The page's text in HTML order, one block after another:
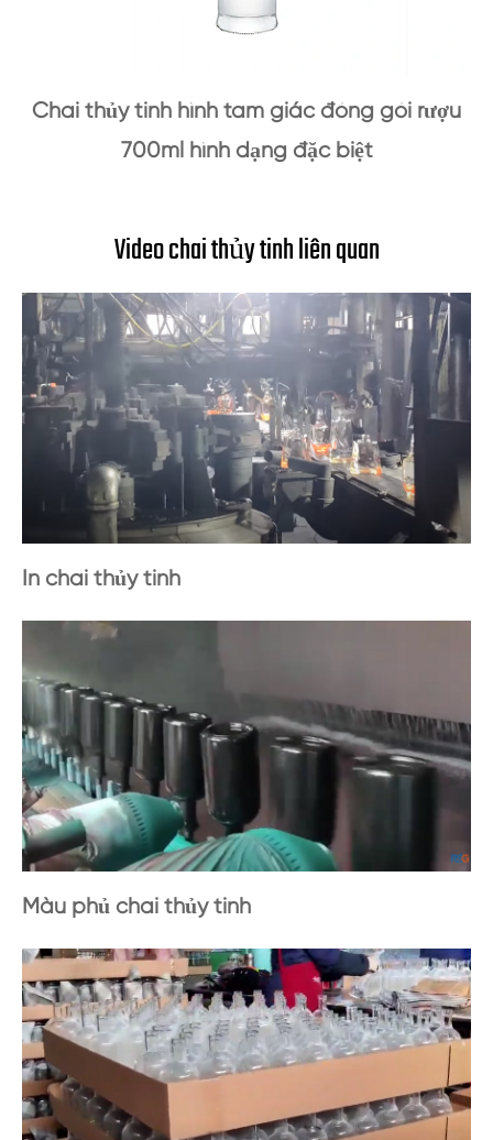
Chai thủy tinh hình tam giác đóng gói rượu
700ml hình dạng đặc biệt
Video chai thủy tinh liên quan
In chai thủy tinh
Màu phủ chai thủy tinh